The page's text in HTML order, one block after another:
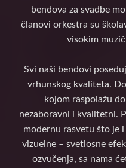
bendova za svadbe
članovi orkestra su
visokim
Svi naši bendovi
vrhunskog kvaliteta.
kojom raspolažu
nezaboravni i kvalitetni.
modernu rasvetu što je
vizuelne – svetlosne
ozvučenja, sa nama